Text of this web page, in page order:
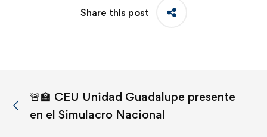
Share this post
🚨🏫 CEU Unidad Guadalupe presente
en el Simulacro Nacional